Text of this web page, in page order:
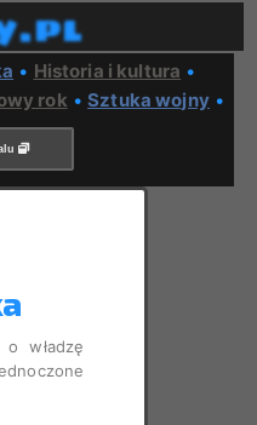
• Historia i kultura •
rok •Sztuka wojny•
o władzę